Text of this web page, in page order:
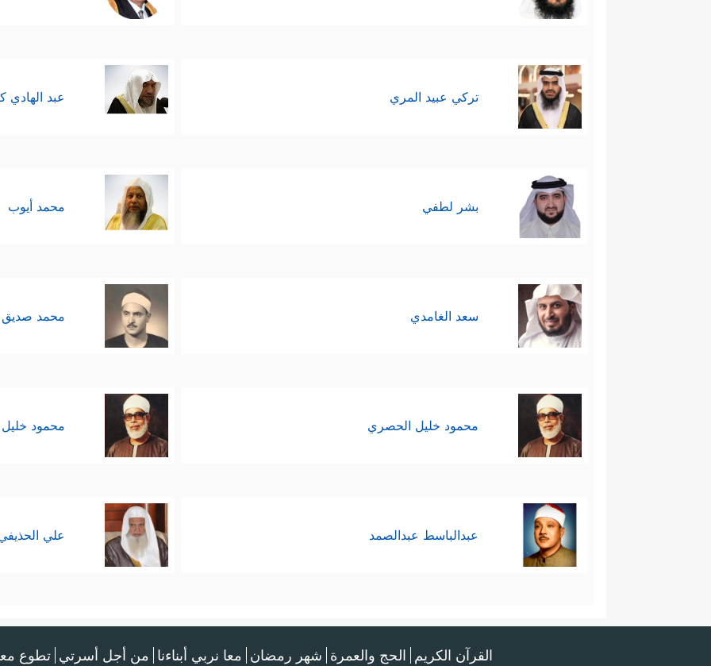
تركي عبيد المري عبد الهادي
بشر لطفي محمد أيوب
سعد الغامدي محمد صديق
محمود خليل الحصري محمود
عبدالباسط عبدالصمد علي
القرآن الكريم الحج والعمرة شهر رمضان معا نربي أبناءنا من أجل أسرتي تطوع